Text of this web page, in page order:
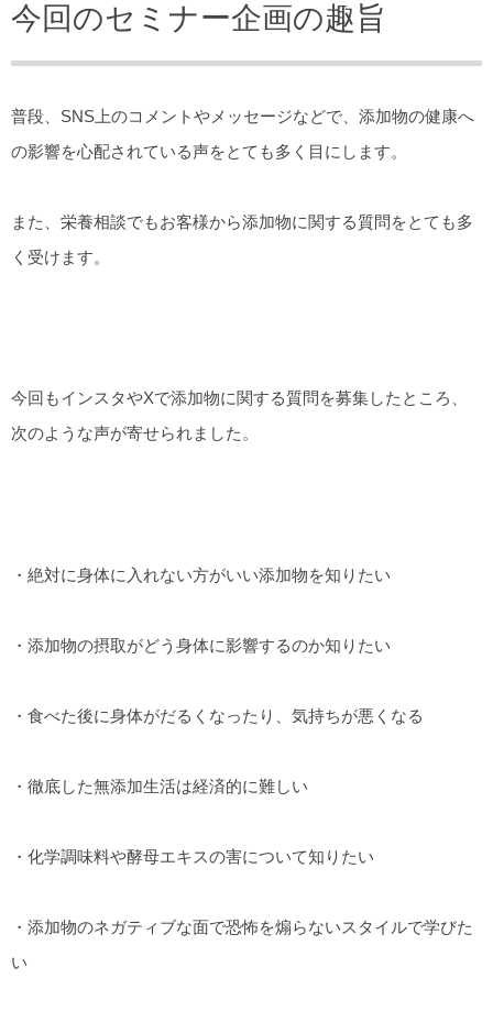
今回のセミナー企画の趣旨
普段、SNS上のコメントやメッセージなどで、添加物の健康へ
の影響を心配されている声をとても多く目にします。
また、栄養相談でもお客様から添加物に関する質問をとても多
く受けます。
今回もインスタやXで添加物に関する質問を募集したところ、
次のような声が寄せられました。
・絶対に身体に入れない方がいい添加物を知りたい
・添加物の摂取がどう身体に影響するのか知りたい
・食べた後に身体がだるくなったり、気持ちが悪くなる
・徹底した無添加生活は経済的に難しい
・化学調味料や酵母エキスの害について知りたい
・添加物のネガティブな面で恐怖を煽らないスタイルで学びた
い